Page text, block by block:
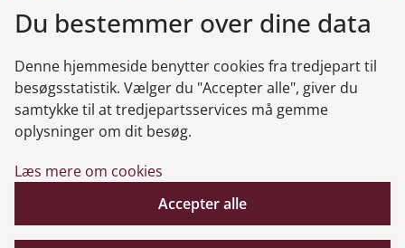
Genveje
Gå til virksomhedsregisteret
Gå til selskabsmeddelelser
Du bestemmer over dine data
Denne hjemmeside benytter cookies fra tredjepart til
besøgsstatistik. Vælger du "Accepter alle", giver du
samtykke til at tredjepartsservices må gemme
oplysninger om dit besøg.
Læs mere om cookies
Accepter alle